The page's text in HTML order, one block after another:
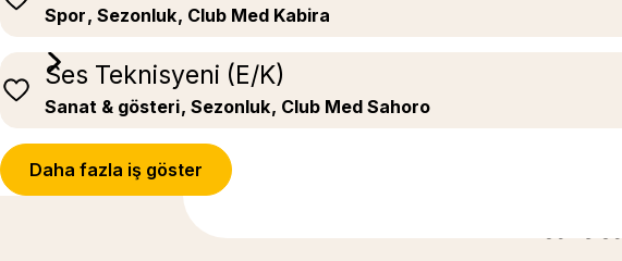
Spor, Sezonluk, Club Med Kabira
Ses Teknisyeni (E/K)
Sanat & gösteri, Sezonluk, Club Med Sahoro
Daha fazla iş göster